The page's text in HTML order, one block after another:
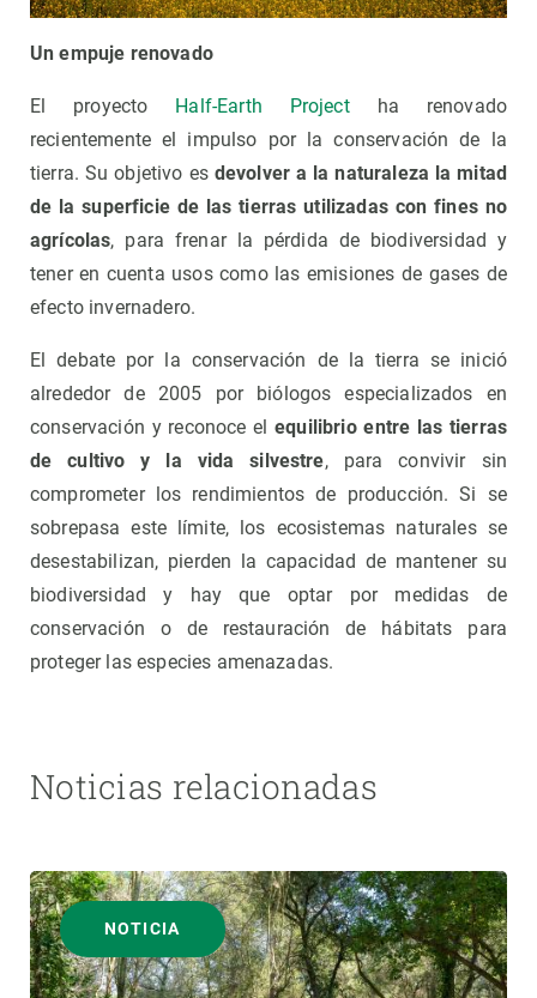
Un empuje renovado
El proyecto Half-Earth Projectha renovado
recientemente el impulso por la conservación de la
tierra. Su objetivo es devolver a la naturaleza la mitad
de la superficie de las tierras utilizadas con fines no
agrícolas, para frenar la pérdida de biodiversidad y
tener en cuenta usos como las emisiones de gases de
efecto invernadero.
El debate por la conservación de la tierra se inició
alrededor de 2005 por biólogos especializados en
conservación y reconoce elequilibrio entre las tierras
de cultivo y la vida silvestre, para convivir sin
comprometer los rendimientos de producción. Si se
sobrepasa este límite, los ecosistemas naturales se
desestabilizan, pierden la capacidad de mantener su
biodiversidad y hay que optar por medidas de
conservación o de restauración de hábitats para
proteger las especies amenazadas.
Noticias relacionadas
NOTICIA